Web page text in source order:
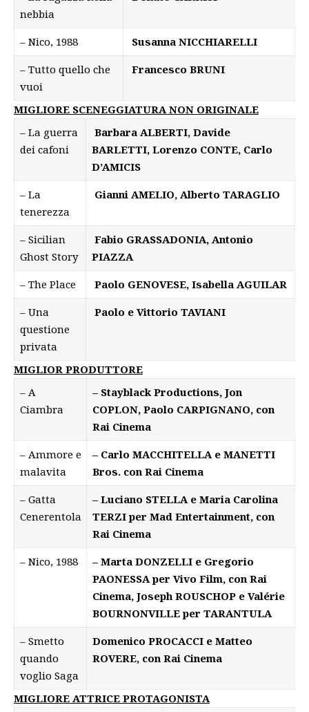
nebbia
– Nico, 1988
Susanna NICCHIARELLI
– Tutto quello che
vuoi
Francesco BRUNI
MIGLIORE SCENEGGIATURA NON ORIGINALE
– La guerra
dei cafoni
Barbara ALBERTI, Davide
BARLETTI, Lorenzo CONTE, Carlo
D’AMICIS
– La
tenerezza
Gianni AMELIO, Alberto TARAGLIO
– Sicilian
Ghost Story
Fabio GRASSADONIA, Antonio
PIAZZA
– The Place
Paolo GENOVESE, Isabella AGUILAR
– Una
questione
privata
Paolo e Vittorio TAVIANI
MIGLIOR PRODUTTORE
– A
Ciambra
– Stayblack Productions, Jon
COPLON, Paolo CARPIGNANO, con
Rai Cinema
– Ammore e
malavita
– Carlo MACCHITELLA e MANETTI
Bros. con Rai Cinema
– Gatta
Cenerentola
– Luciano STELLA e Maria Carolina
TERZI per Mad Entertainment, con
Rai Cinema
– Nico, 1988
– Marta DONZELLI e Gregorio
PAONESSA per Vivo Film, con Rai
Cinema, Joseph ROUSCHOP e Valérie
BOURNONVILLE per TARANTULA
– Smetto
quando
voglio Saga
Domenico PROCACCI e Matteo
ROVERE, con Rai Cinema
MIGLIORE ATTRICE PROTAGONISTA